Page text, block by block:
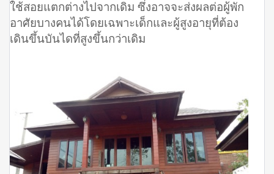
ใช้สอยแตกต่างไปจากเดิม ซึ่งอาจจะส่งผลต่อผู้พัก
อาศัยบางคนได้โดยเฉพาะเด็กและผู้สูงอายุที่ต้อง
เดินขึ้นบันไดที่สูงขึ้นกว่าเดิม